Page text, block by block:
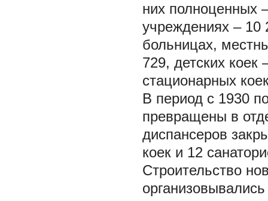
них полноценных
учреждениях – 10
больницах,
729, детских коек
стационарных
В период с 1930
превращены в
диспансеров
коек и 12
Строительство